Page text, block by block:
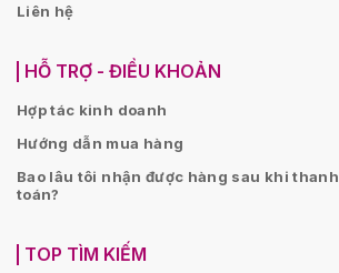
Liên hệ
HỖ TRỢ - ĐIỀU KHOẢN
Hợp tác kinh doanh
Hướng dẫn mua hàng
Bao lâu tôi nhận được hàng sau khi thanh
toán?
TOP TÌM KIẾM